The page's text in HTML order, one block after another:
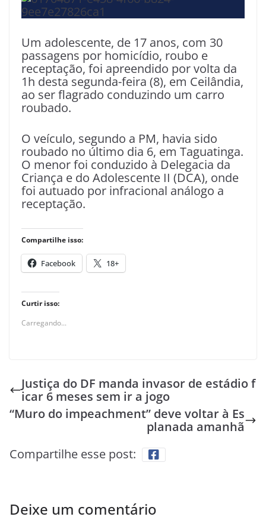
Um adolescente, de 17 anos, com 30
passagens por homicídio, roubo e
receptação, foi apreendido por volta da
1h desta segunda-feira (8), em Ceilândia,
ao ser flagrado conduzindo um carro
roubado.
O veículo, segundo a PM, havia sido
roubado no último dia 6, em Taguatinga.
O menor foi conduzido à Delegacia da
Criança e do Adolescente II (DCA), onde
foi autuado por infracional análogo a
receptação.
Compartilhe isso:
Facebook 18+
Curtir isso:
Carregando...
Justiça do DF manda invasor de estádio f
icar 6 meses sem ir a jogo
“Muro do impeachment” deve voltar à Es
planada amanhã
Compartilhe esse post:
Deixe um comentário